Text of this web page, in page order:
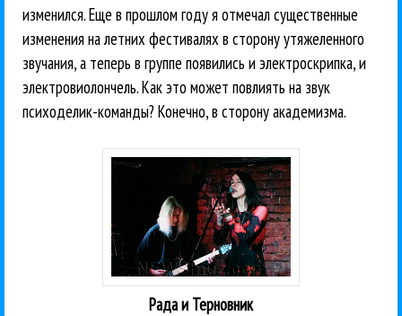
изменился. Еще в прошлом году я отмечал существенные
изменения на летних фестивалях в сторону утяжеленного
звучания, а теперь в группе появились и электроскрипка, и
электровиолончель. Как это может повлиять на звук
психоделик-команды? Конечно, в сторону академизма.
Рада и Терновник